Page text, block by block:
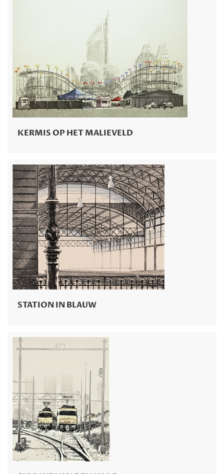
KERMIS OP HET MALIEVELD
STATION IN BLAUW